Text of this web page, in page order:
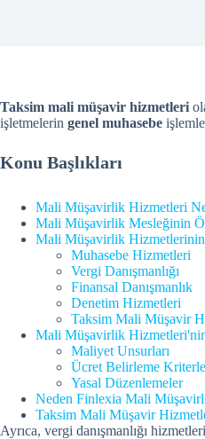
Taksim mali müşavir hizmetleri
işletmelerin genel muhasebe
Konu Başlıkları
Mali Müşavirlik Hizmetleri
Mali Müşavirlik Mesleğinin
Mali Müşavirlik
Muhasebe Hizmetleri
Vergi Danışmanlığı
Finansal Danışmanlık
Denetim Hizmetleri
Taksim Mali Müşavir
Mali Müşavirlik
Maliyet Unsurları
Ücret Belirleme
Yasal Düzenlemeler
Neden Finlexia Mali
Taksim Mali Müşavir
Ayrıca, vergi danışmanlığı